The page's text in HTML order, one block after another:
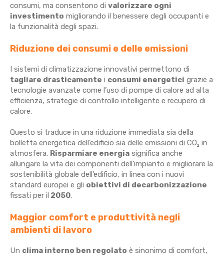
consumi, ma consentono di valorizzare ogni
investimento migliorando il benessere degli occupanti e
la funzionalità degli spazi.
Riduzione dei consumi e delle emissioni
I sistemi di climatizzazione innovativi permettono di
tagliare drasticamente i consumi energetici grazie a
tecnologie avanzate come l’uso di pompe di calore ad alta
efficienza, strategie di controllo intelligente e recupero di
calore.
Questo si traduce in una riduzione immediata sia della
bolletta energetica dell’edificio sia delle emissioni di CO₂ in
atmosfera. Risparmiare energia significa anche
allungare la vita dei componenti dell’impianto e migliorare la
sostenibilità globale dell’edificio, in linea con i nuovi
standard europei e gli obiettivi di decarbonizzazione
fissati per il 2050.
Maggior comfort e produttività negli
ambienti di lavoro
Un clima interno ben regolato è sinonimo di comfort,